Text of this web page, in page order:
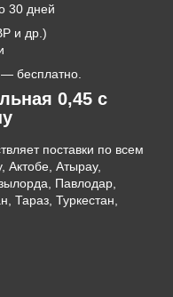
30 дней
и др.)
бесплатно.
0,45 с
поставки по всем
Актобе, Атырау,
Павлодар,
Тараз, Туркестан,